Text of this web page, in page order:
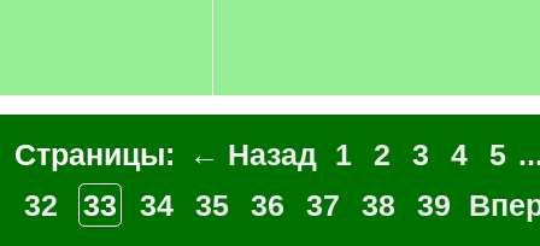
Страницы: ← Назад 1 2 3 4 5
32
33 34 35 36 37 38 39